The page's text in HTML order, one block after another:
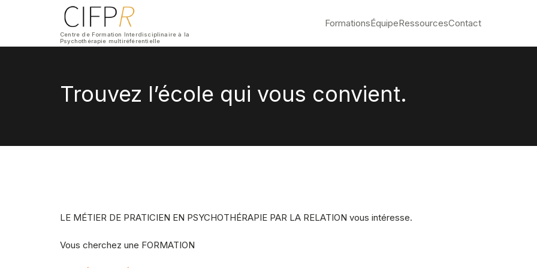
Centre de Formation Interdisciplinaire à la
Psychothérapie multiréférentielle
FormationsÉquipeRessourcesContact
Trouvez l’école qui vous convient.
LE MÉTIER DE PRATICIEN EN PSYCHOTHÉRAPIE PAR LA RELATION vous intéresse.
Vous cherchez une FORMATION